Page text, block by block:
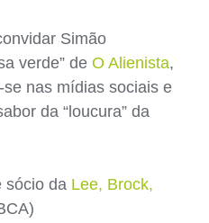
Simão
verde” de O Alienista,
nas mídias sociais e
da “loucura” da
sócio da Lee, Brock,